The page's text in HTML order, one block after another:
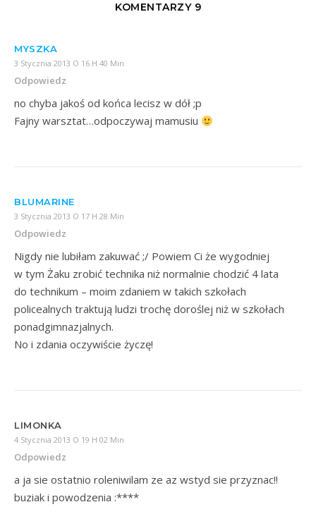
KOMENTARZY 9
MYSZKA
3 Stycznia 2013 O 16 H 40 Min
Odpowiedz
no chyba jakoś od końca lecisz w dół ;p
Fajny warsztat…odpoczywaj mamusiu
BLUMARINE
3 Stycznia 2013 O 17 H 28 Min
Odpowiedz
Nigdy nie lubiłam zakuwać ;/ Powiem Ci że wygodniej
w tym Żaku zrobić technika niż normalnie chodzić 4 lata
do technikum – moim zdaniem w takich szkołach
policealnych traktują ludzi trochę doroślej niż w szkołach
ponadgimnazjalnych.
No i zdania oczywiście życzę!
LIMONKA
4 Stycznia 2013 O 19 H 02 Min
Odpowiedz
a ja sie ostatnio roleniwilam ze az wstyd sie przyznac!!
buziak i powodzenia :****